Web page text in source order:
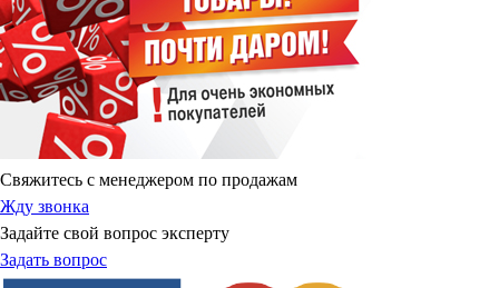
Свяжитесь с менеджером по продажам
Жду звонка
Задайте свой вопрос эксперту
Задать вопрос